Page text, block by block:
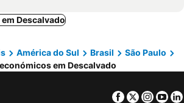
Descalvado
América do Sul Brasil
São Paulo
em Descalvado
Facebook
Twitter